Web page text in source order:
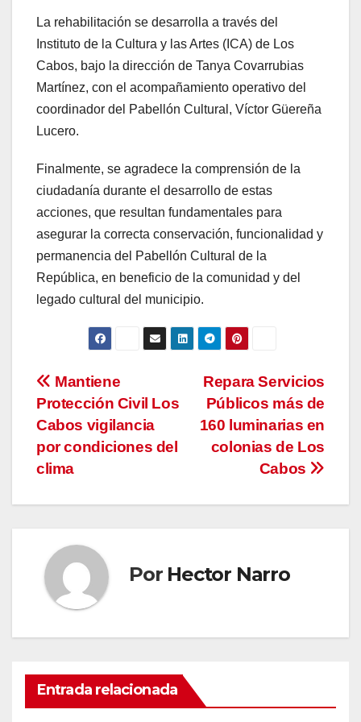
La rehabilitación se desarrolla a través del
Instituto de la Cultura y las Artes (ICA) de Los
Cabos, bajo la dirección de Tanya Covarrubias
Martínez, con el acompañamiento operativo del
coordinador del Pabellón Cultural, Víctor Güereña
Lucero.
Finalmente, se agradece la comprensión de la
ciudadanía durante el desarrollo de estas
acciones, que resultan fundamentales para
asegurar la correcta conservación, funcionalidad y
permanencia del Pabellón Cultural de la
República, en beneficio de la comunidad y del
legado cultural del municipio.
Navegación
de
entradas
Repara Servicios
Públicos más de
160 luminarias en
colonias de Los
Cabos
Mantiene
Protección Civil Los
Cabos vigilancia
por condiciones del
clima
Por Hector Narro
Entrada relacionada